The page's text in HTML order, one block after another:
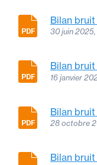
Bilan
30 juin 2025,
Bilan
16 janvier
Bilan
28 octobre
Bilan bruit